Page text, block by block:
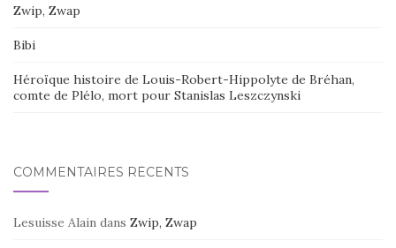
Zwip, Zwap
Bibi
Héroïque histoire de Louis-Robert-Hippolyte de Bréhan,
comte de Plélo, mort pour Stanislas Leszczynski
COMMENTAIRES RÉCENTS
Lesuisse Alain dans Zwip, Zwap